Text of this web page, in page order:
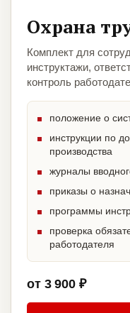
Охрана
Комплект для
инструктажи,
контроль
положение о
инструкции по
производства
журналы
приказы о
программы
проверка
работодателя
от 3 900 ₽